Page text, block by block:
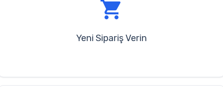
shopping_cart
Yeni Sipariş Verin